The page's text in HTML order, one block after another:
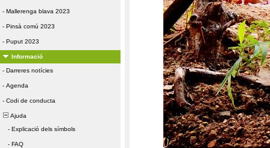
- Mallerenga blava 2023
- Pinsà comú 2023
- Puput 2023
Informació
- Darreres notícies
- Agenda
- Codi de conducta
Ajuda
- Explicació dels símbols
- FAQ